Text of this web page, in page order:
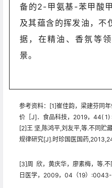
备的2-甲氨基-苯甲酸甲
及其蕴含的挥发油，不
据，在精油、香氛等
景。
参考资料： [1]崔佳韵，梁建芬同
价［J]．食品科技，2019，44( 1) :
[2]王 坚,陈鸿平,刘友平,等.不同贮
规律研究[J].时珍国医国药
[3]周 欣，黄庆华，廖素梅，等.
日医学，2009，04（19）